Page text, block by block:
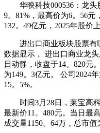
华映科技000536：龙头
9。81%，最高价为6。56
132。49亿元，2025年股价
进出口商业板块股票有
数据显示， 进出口商业龙
日动静，收盘于14。820元
为149。3亿元。 公司2024
15。5%。
时间3月28日，莱宝高科
最新价11。480元。当日最
成交量1150。64万，总市值